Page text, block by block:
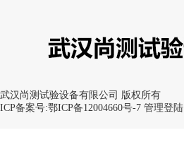
武汉尚测试验设备有限公司 版权所有
ICP备案号:鄂ICP备12004660号-7 管理登陆